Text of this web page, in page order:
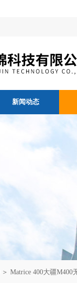
新闻动态
＞ Matrice 400大疆